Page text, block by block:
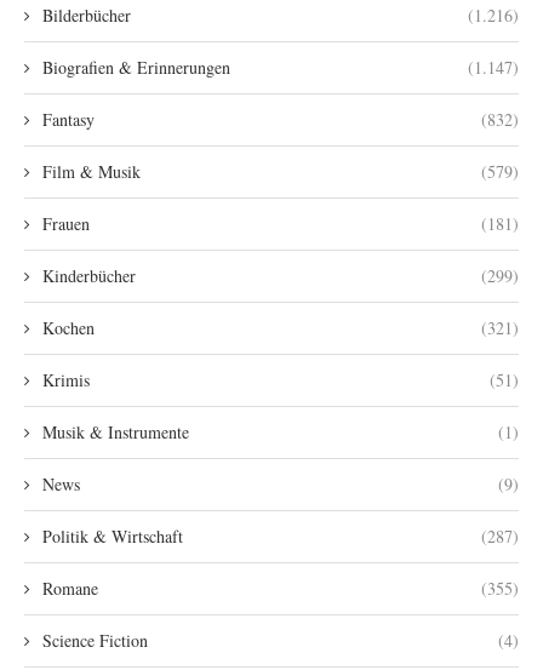
Bilderbücher (1.216)
Biografien & Erinnerungen (1.147)
Fantasy (832)
Film & Musik (579)
Frauen (181)
Kinderbücher (299)
Kochen (321)
Krimis (51)
Musik & Instrumente (1)
News (9)
Politik & Wirtschaft (287)
Romane (355)
Science Fiction (4)